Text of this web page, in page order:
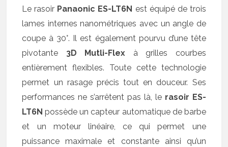
Le rasoir Panaonic ES-LT6N est équipé de trois
lames internes nanométriques avec un angle de
coupe à 30°. Il est également pourvu d’une tête
pivotante 3D Mutli-Flex à grilles courbes
entièrement flexibles. Toute cette technologie
permet un rasage précis tout en douceur. Ses
performances ne s’arrêtent pas là, le rasoir ES-
LT6N possède un capteur automatique de barbe
et un moteur linéaire, ce qui permet une
puissance maximale et constante ainsi qu’un